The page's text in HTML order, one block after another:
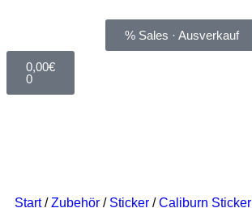
% Sales · Ausverkauf
0,00€
0
Start/Zubehör / Sticker /Caliburn Sticker